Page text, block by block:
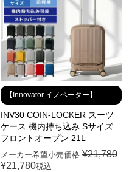
【Innovator イノベーター】
INV30 COIN-LOCKER スーツ
ケース 機内持ち込み Sサイズ
フロントオープン 21L
メーカー希望小売価格 ¥21,780
¥21,780税込